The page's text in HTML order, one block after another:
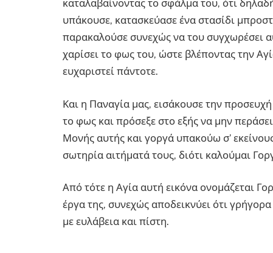
καταλαβαίνοντας το σφάλμα του, ότι
υπάκουσε, κατασκεύασε ένα στασίδι
παρακαλούσε συνεχώς να του συγχωρέσει
χαρίσει το φως του, ώστε βλέποντας την
ευχαριστεί πάντοτε.
Και η Παναγία μας, εισάκουσε την
το φως και πρόσεξε στο εξής να μην
Μονής αυτής και γοργά υπακούω σ’
σωτηρία αιτήματά τους, διότι καλούμαι
Από τότε η Αγία αυτή εικόνα ονομάζεται
έργα της, συνεχώς αποδεικνύει ότι
με ευλάβεια και πίστη.